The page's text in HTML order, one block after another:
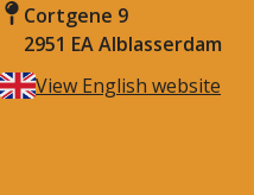
Cortgene 9
2951 EA Alblasserdam
View English website